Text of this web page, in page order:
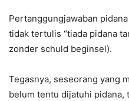
Pertanggungjawaban
tidak tertulis “tiada pidana
zonder schuld beginsel).
Tegasnya, seseorang yang
belum tentu dijatuhi pidana,